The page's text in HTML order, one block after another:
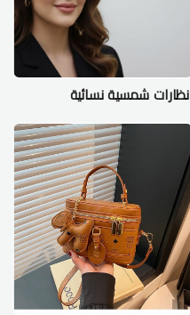
نظارات شمسية نسائية